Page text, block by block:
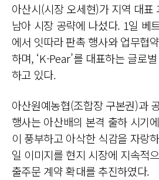
아산시(시장 오세현)가 지역 대표
남아 시장 공략에 나섰다. 1일 베
에서 잇따라 판촉 행사와 업무협
하며, ‘K-Pear’를 대표하는 글로
하고 있다.
아산원예농협(조합장 구본권)과
행사는 아산배의 본격 출하 시기
이 풍부하고 아삭한 식감을 자랑
일 이미지를 현지 시장에 지속적
출주문 계약 확대를 추진하였다.